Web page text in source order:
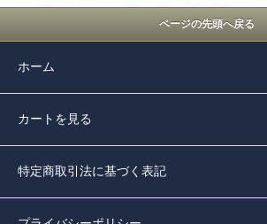
ページの先頭へ戻る
ホーム
カートを見る
特定商取引法に基づく表記